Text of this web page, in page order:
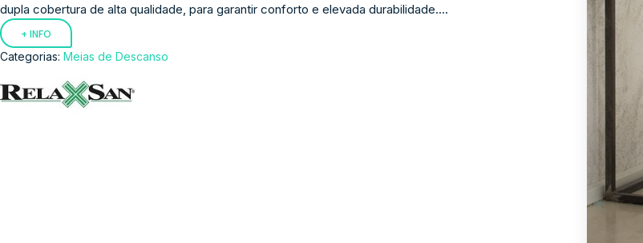
dupla cobertura de alta qualidade, para garantir conforto e elevada durabilidade....
+ INFO
Categorias: Meias de Descanso